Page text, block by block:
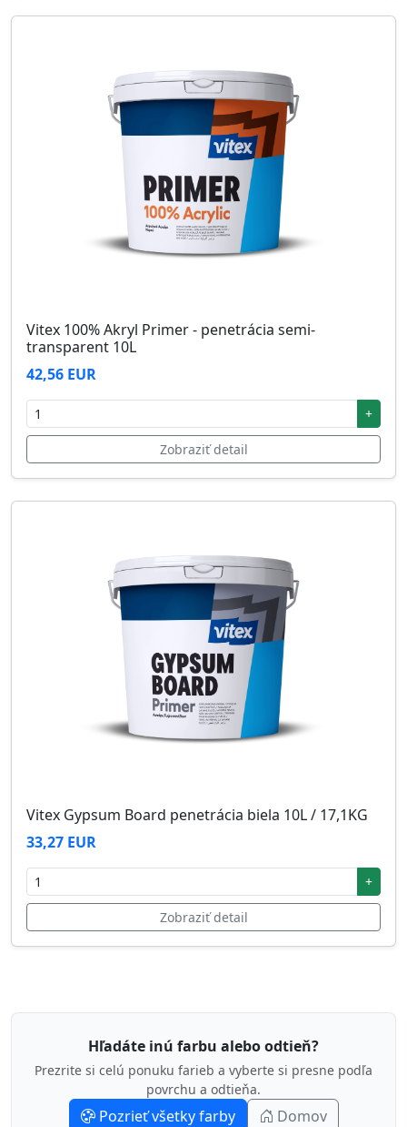
Vitex 100% Akryl Primer - penetrácia semi-
transparent 10L
42,56 EUR
+
Zobraziť detail
Vitex Gypsum Board penetrácia biela 10L / 17,1KG
33,27 EUR
+
Zobraziť detail
Hľadáte inú farbu alebo odtieň?
Prezrite si celú ponuku farieb a vyberte si presne podľa
povrchu a odtieňa.
Pozrieť všetky farby Domov